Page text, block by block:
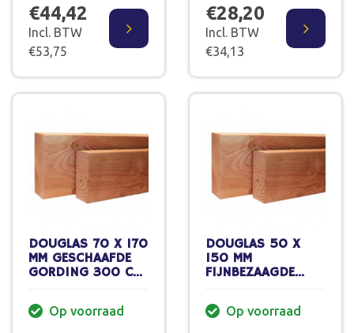
€44,42
Incl. BTW
€53,75
€28,20
Incl. BTW
€34,13
DOUGLAS 70 X 170
MM GESCHAAFDE
GORDING 300 CM
PEFC
Op voorraad
DOUGLAS 50 X
150 MM
FIJNBEZAAGDE
400 CM 70% PEFC
Op voorraad